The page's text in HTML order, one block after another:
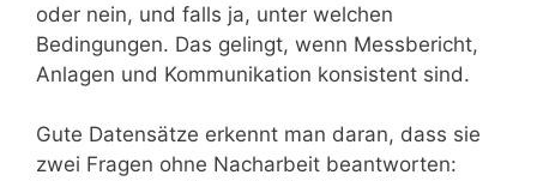
oder nein, und falls ja, unter welchen
Bedingungen. Das gelingt, wenn Messbericht,
Anlagen und Kommunikation konsistent sind.
Gute Datensätze erkennt man daran, dass sie
zwei Fragen ohne Nacharbeit beantworten: